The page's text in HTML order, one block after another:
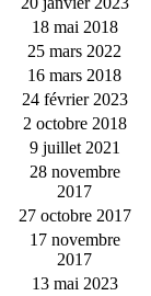
18 mai 2018
25 mars 2022
16 mars 2018
24 février 2023
2 octobre 2018
9 juillet 2021
28 novembre
2017
27 octobre 2017
17 novembre
2017
13 mai 2023